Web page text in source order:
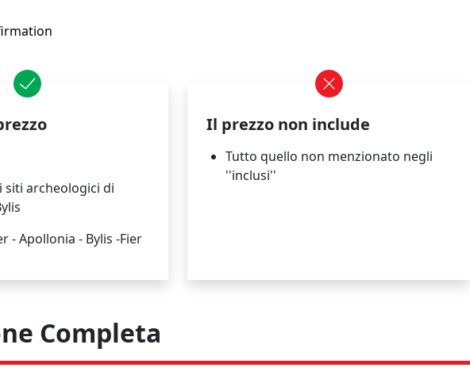
siti archeologici di
- Apollonia - Bylis -Fier
Il prezzo non include
Tutto quello non menzionato negli
''inclusi''
Completa